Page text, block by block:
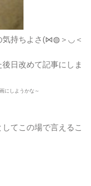
気持ちよさ(⋈◍＞◡＜
日改めて記事にしま
にしようかな～
てこの場で言えるこ